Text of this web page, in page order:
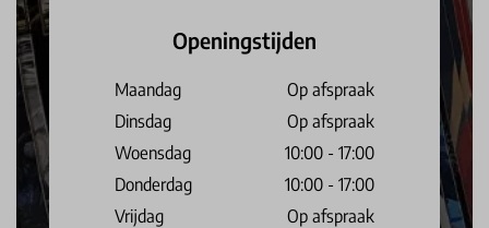
Openingstijden
Maandag
Op afspraak
Dinsdag
Op afspraak
Woensdag
10:00 - 17:00
Donderdag
10:00 - 17:00
Vrijdag
Op afspraak